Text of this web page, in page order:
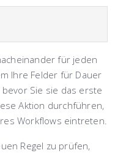
für jeden
Ihre Felder für Dauer
Sie sie das erste
Aktion durchführen,
Workflows eintreten.
Regel zu prüfen,